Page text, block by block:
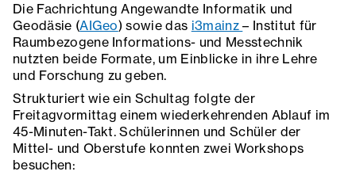
Die Fachrichtung Angewandte Informatik und
Geodäsie (AIGeo) sowie das i3mainz– Institut für
Raumbezogene Informations- und Messtechnik
nutzten beide Formate, um Einblicke in ihre Lehre
und Forschung zu geben.
Strukturiert wie ein Schultag folgte der
Freitagvormittag einem wiederkehrenden Ablauf im
45-Minuten-Takt. Schülerinnen und Schüler der
Mittel- und Oberstufe konnten zwei Workshops
besuchen: